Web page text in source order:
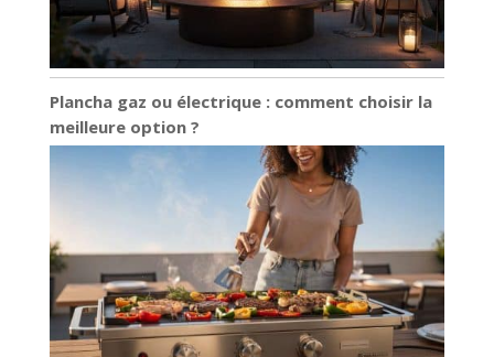
Plancha gaz ou électrique : comment choisir la
meilleure option ?